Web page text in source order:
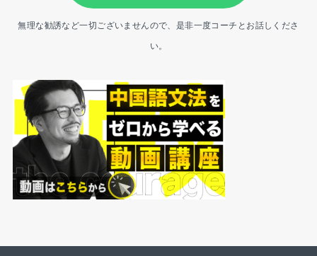
無理な勧誘など一切ございませんので、是非一度コーチとお話しくださ
い。